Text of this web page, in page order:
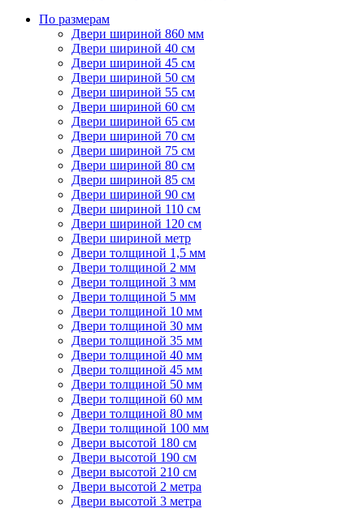
По размерам
Двери шириной 860 мм
Двери шириной 40 см
Двери шириной 45 см
Двери шириной 50 см
Двери шириной 55 см
Двери шириной 60 см
Двери шириной 65 см
Двери шириной 70 см
Двери шириной 75 см
Двери шириной 80 см
Двери шириной 85 см
Двери шириной 90 см
Двери шириной 110 см
Двери шириной 120 см
Двери шириной метр
Двери толщиной 1,5 мм
Двери толщиной 2 мм
Двери толщиной 3 мм
Двери толщиной 5 мм
Двери толщиной 10 мм
Двери толщиной 30 мм
Двери толщиной 35 мм
Двери толщиной 40 мм
Двери толщиной 45 мм
Двери толщиной 50 мм
Двери толщиной 60 мм
Двери толщиной 80 мм
Двери толщиной 100 мм
Двери высотой 180 см
Двери высотой 190 см
Двери высотой 210 см
Двери высотой 2 метра
Двери высотой 3 метра